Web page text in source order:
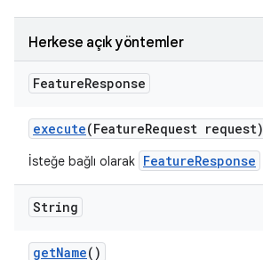
Herkese açık yöntemler
FeatureResponse
execute(FeatureRequest request)
İsteğe bağlı olarak FeatureResponse
String
getName()